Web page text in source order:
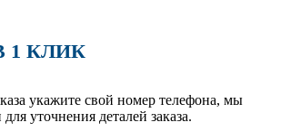
1 КЛИК
укажите свой номер телефона, мы
уточнения деталей заказа.